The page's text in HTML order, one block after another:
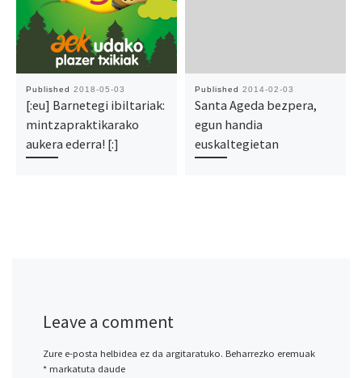
Published 2018-05-03
[:eu] Barnetegi ibiltariak:
mintzapraktikarako
aukera ederra! [:]
Published 2014-02-03
Santa Ageda bezpera,
egun handia
euskaltegietan
Leave a comment
Zure e-posta helbidea ez da argitaratuko. Beharrezko eremuak
*markatuta daude